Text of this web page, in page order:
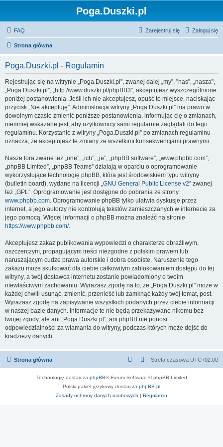
Poga.Duszki.pl
FAQ Zaloguj się
Zarejestruj się
Strona główna
Poga.Duszki.pl - Regulamin
Rejestrując się na witrynie „Poga.Duszki.pl”, zwanej dalej „my”, ”nas”, „nasza”,
„Poga.Duszki.pl”, „http://www.duszki.pl/phpBB3”, akceptujesz wyszczególnione
poniżej postanowienia. Jeśli ich nie akceptujesz, opuść to miejsce, naciskając
przycisk „Nie akceptuję”. Administracja witryny „Poga.Duszki.pl” ma prawo w
dowolnym czasie zmienić poniższe postanowienia, informując cię o zmianach,
niemniej wskazane jest, aby użytkownicy sami regularnie zaglądali do tego
regulaminu. Korzystanie z witryny „Poga.Duszki.pl” po zmianach regulaminu
oznacza, że akceptujesz te zmiany ze wszelkimi konsekwencjami prawnymi.
Nasze fora zwane też „one”, „ich”, „je”, „phpBB software”, „www.phpbb.com”,
„phpBB Limited”, „phpBB Teams” działają w oparciu o oprogramowanie
wykorzystujące technologię phpBB, która jest środowiskiem typu witryny
(bulletin board), wydane na licencji „GNU General Public License v2” zwanej
też „GPL”. Oprogramowanie jest dostępne do pobrania ze strony
www.phpbb.com. Oprogramowanie phpBB tylko ułatwia dyskusje przez
internet, a jego autorzy nie kontrolują tekstów zamieszczanych w internecie za
jego pomocą. Więcej informacji o phpBB można znaleźć na stronie
https://www.phpbb.com/.
Akceptujesz zakaz publikowania wypowiedzi o charakterze obraźliwym,
oszczerczym, propagującym treści niezgodne z polskim prawem lub
naruszającym cudze prawa autorskie i dobra osobiste. Naruszenie tego
zakazu może skutkować dla ciebie całkowitym zablokowaniem dostępu do tej
witryny, a twój dostawca internetu zostanie powiadomiony o twoim
niewłaściwym zachowaniu. Wyrażasz zgodę na to, że „Poga.Duszki.pl” może w
każdej chwili usunąć, zmienić, przenieść lub zamknąć każdy twój temat, post.
Wyrażasz zgodę na zapisywanie wszystkich podanych przez ciebie informacji
w naszej bazie danych. Informacje te nie będą przekazywane nikomu bez
twojej zgody, ale ani „Poga.Duszki.pl”, ani phpBB nie ponosi
odpowiedzialności za włamania do witryny, podczas których może dojść do
kradzieży danych.
Strona główna Strefa czasowa UTC+02:00
Technologię dostarcza phpBB® Forum Software © phpBB Limited
Polski pakiet językowy dostarcza phpBB.pl
Zasady ochrony danych osobowych | Regulamin